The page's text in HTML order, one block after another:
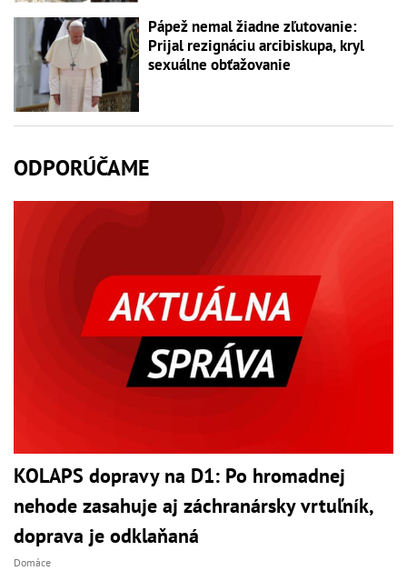
Pápež nemal žiadne zľutovanie:
Prijal rezignáciu arcibiskupa, kryl
sexuálne obťažovanie
ODPORÚČAME
KOLAPS dopravy na D1: Po hromadnej
nehode zasahuje aj záchranársky vrtuľník,
doprava je odklaňaná
Domáce